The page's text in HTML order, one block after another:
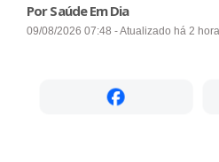
Por Saúde Em Dia
09/08/2026 07:48 - Atualizado há 2